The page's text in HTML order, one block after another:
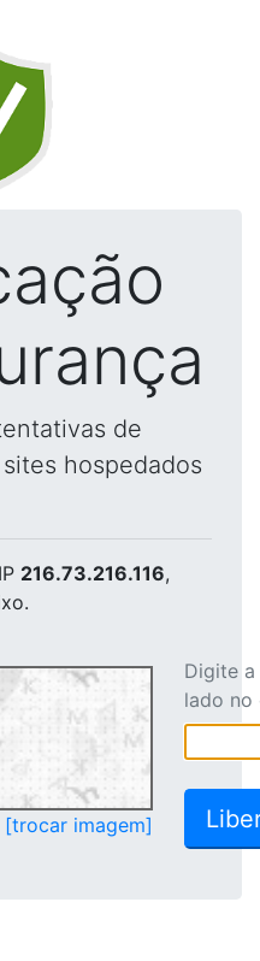
de
hospedados
216.73.216.116,
[trocar imagem]
Digite
lado no